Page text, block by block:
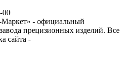
00
- официальный
прецизионных изделий. Все
сайта -